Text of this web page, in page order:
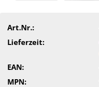
Art.Nr.:
Lieferzeit:
EAN:
MPN: